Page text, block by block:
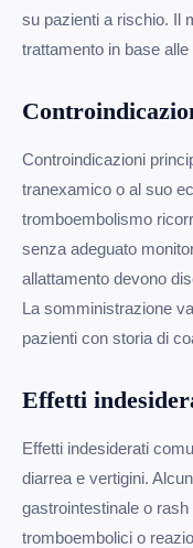
su pazienti a rischio. Il
trattamento in base
Controindicazioni
tranexamico o al suo
tromboembolismo
senza adeguato
allattamento devono
La somministrazione
pazienti con storia di
Effetti
Effetti indesiderati
diarrea e vertigini.
gastrointestinale o
tromboembolici o